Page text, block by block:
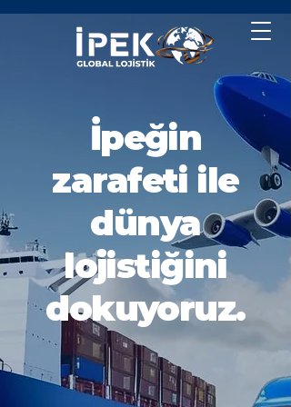
İpeğin
zarafeti ile
dünya
lojistiğini
dokuyoruz.